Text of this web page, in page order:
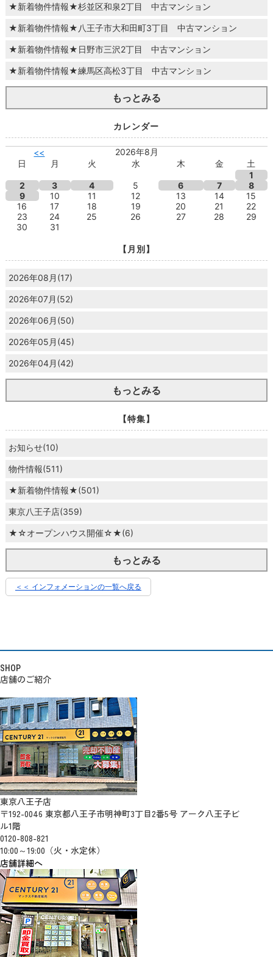
★新着物件情報★杉並区和泉2丁目 中古マンション
★新着物件情報★八王子市大和田町3丁目 中古マンション
★新着物件情報★日野市三沢2丁目 中古マンション
★新着物件情報★練馬区高松3丁目 中古マンション
もっとみる
カレンダー
<<
2026年8月
日
月 火 水 木 金
土
1
2
3 4 5 6 7
8
9
10 11 12 13 14
15
16
17 18 19 20 21
22
23
24 25 26 27 28
29
30
31
【月別】
2026年08月(17)
2026年07月(52)
2026年06月(50)
2026年05月(45)
2026年04月(42)
もっとみる
【特集】
お知らせ(10)
物件情報(511)
★新着物件情報★(501)
東京八王子店(359)
★☆オープンハウス開催☆★(6)
もっとみる
＜＜ インフォメーションの一覧へ戻る
SHOP
店舗のご紹介
東京八王子店
〒192-0046 東京都八王子市明神町3丁目2番5号 アーク八王子ビ
ル1階
0120-808-821
10:00～19:00（火・水定休）
店舗詳細へ